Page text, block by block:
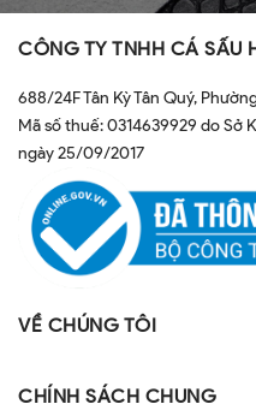
CÔNG TY TNHH CÁ SẤU
688/24F Tân Kỳ Tân Quý,
Mã số thuế: 0314639929 do Sở
ngày 25/09/2017
VỀ CHÚNG TÔI
CHÍNH SÁCH CHUNG